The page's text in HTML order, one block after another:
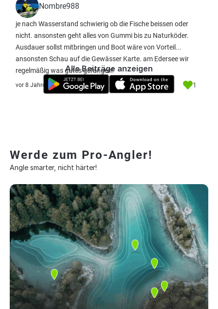
Nombre988
je nach Wasserstand schwierig ob die Fische beissen oder
nicht. ansonsten geht alles von Gummi bis zu Naturköder.
Ausdauer sollst mitbringen und Boot wäre von Vorteil...
ansonsten Schau auf die Gewässer Karte. am Edersee wir
regelmäßig was gutes gefangen!
vor 8 Jahre 1
Alle Beiträge anzeigen
Werde zum Pro-Angler!
Angle smarter, nicht härter!